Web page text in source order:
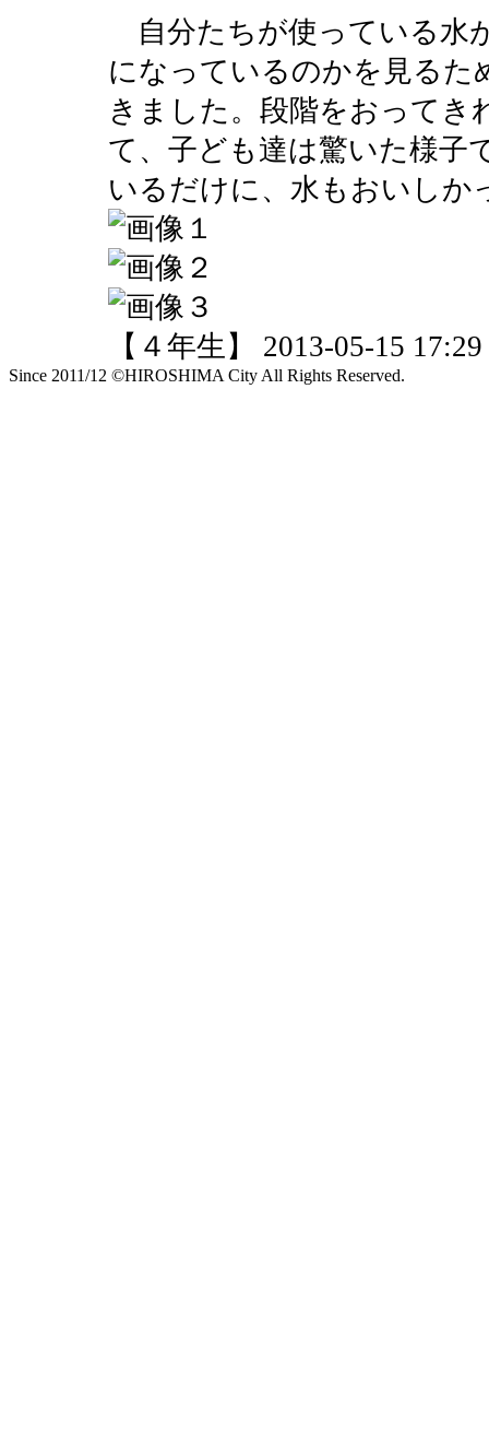
自分たちが使っている水
になっているのかを見るた
きました。段階をおってき
て、子ども達は驚いた様子
いるだけに、水もおいしか
【４年生】 2013-05-15
Since 2011/12 ©HIROSHIMA City All Rights Reserved.